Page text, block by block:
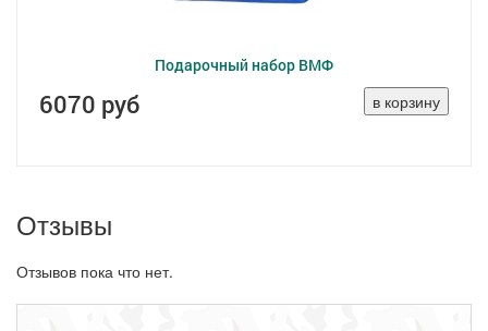
Подарочный набор ВМФ
6070 руб
Отзывы
Отзывов пока что нет.